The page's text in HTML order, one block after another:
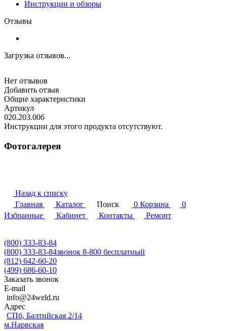
Инструкции и обзоры
Отзывы
Загрузка отзывов...
Нет отзывов
Добавить отзыв
Общие характеристики
Артикул
020.203.006
Инструкции для этого продукта отсутствуют.
Фотогалерея
Назад к списку
Главная
Каталог Поиск 0 Корзина
0
Избранные
Кабинет Контакты Ремонт
(800) 333-83-84
(800) 333-83-84звонок 8-800 бесплатный
(812) 642-60-20
(499) 686-60-10
Заказать звонок
E-mail
info@24weld.ru
Адрес
СПб, Балтийская 2/14
м.Нарвская